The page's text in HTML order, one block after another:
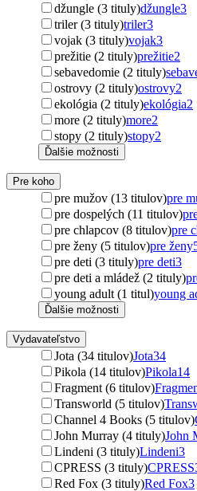
džungle (3 tituly)džungle3
triler (3 tituly)triler3
vojak (3 tituly)vojak3
prežitie (2 tituly)prežitie2
sebavedomie (2 tituly)
ostrovy (2 tituly)ostrovy2
ekológia (2 tituly)ekológia2
more (2 tituly)more2
stopy (2 tituly)stopy2
Ďalšie možnosti
Pre koho
pre mužov (13 titulov)pre
pre dospelých (11 titulov)
pre chlapcov (8 titulov)pre
pre ženy (5 titulov)pre ženy
pre deti (3 tituly)pre deti3
pre deti a mládež (2 tituly)
young adult (1 titul)young
Ďalšie možnosti
Vydavateľstvo
Jota (34 titulov)Jota34
Pikola (14 titulov)Pikola14
Fragment (6 titulov)
Transworld (5 titulov)
Channel 4 Books (5 titulov)
John Murray (4 tituly)John
Lindeni (3 tituly)Lindeni3
CPRESS (3 tituly)CPRESS
Red Fox (3 tituly)Red Fox3